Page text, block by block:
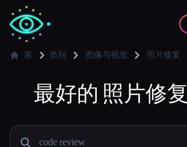
写作者 🎨设计师
💻 📈
家 类别 图像与视觉 照片修复
最好的 照片修复